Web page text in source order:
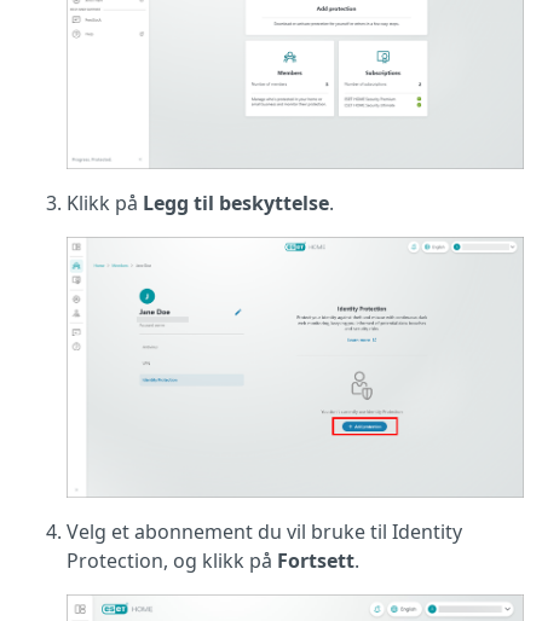
Klikk på Legg til beskyttelse.
Velg et abonnement du vil bruke til Identity
Protection, og klikk på Fortsett.